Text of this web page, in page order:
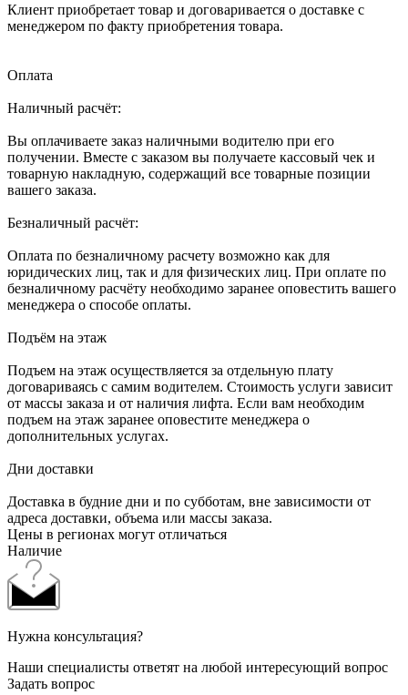
Клиент приобретает товар и договаривается о доставке с
менеджером по факту приобретения товара.
Оплата
Наличный расчёт:
Вы оплачиваете заказ наличными водителю при его
получении. Вместе с заказом вы получаете кассовый чек и
товарную накладную, содержащий все товарные позиции
вашего заказа.
Безналичный расчёт:
Оплата по безналичному расчету возможно как для
юридических лиц, так и для физических лиц. При оплате по
безналичному расчёту необходимо заранее оповестить вашего
менеджера о способе оплаты.
Подъём на этаж
Подъем на этаж осуществляется за отдельную плату
договариваясь с самим водителем. Стоимость услуги зависит
от массы заказа и от наличия лифта. Если вам необходим
подъем на этаж заранее оповестите менеджера о
дополнительных услугах.
Дни доставки
Доставка в будние дни и по субботам, вне зависимости от
адреса доставки, объема или массы заказа.
Цены в регионах могут отличаться
Наличие
Нужна консультация?
Наши специалисты ответят на любой интересующий вопрос
Задать вопрос